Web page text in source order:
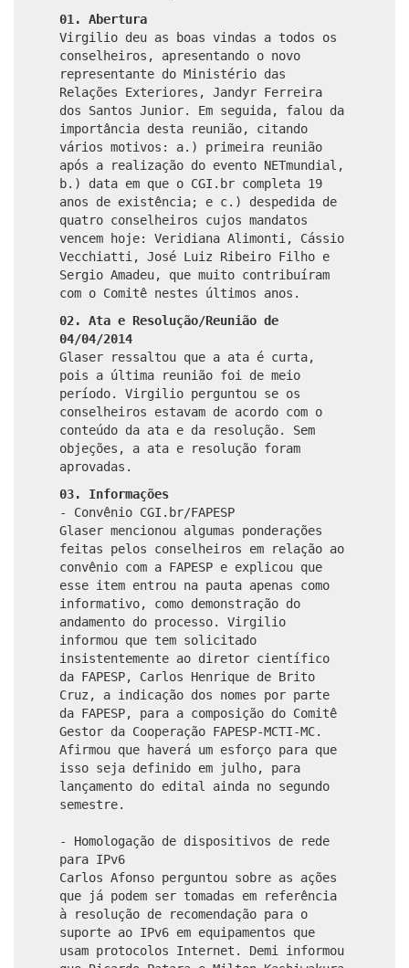
01. Abertura
Virgilio deu as boas vindas a todos os
conselheiros, apresentando o novo
representante do Ministério das
Relações Exteriores, Jandyr Ferreira
dos Santos Junior. Em seguida, falou da
importância desta reunião, citando
vários motivos: a.) primeira reunião
após a realização do evento NETmundial,
b.) data em que o CGI.br completa 19
anos de existência; e c.) despedida de
quatro conselheiros cujos mandatos
vencem hoje: Veridiana Alimonti, Cássio
Vecchiatti, José Luiz Ribeiro Filho e
Sergio Amadeu, que muito contribuíram
com o Comitê nestes últimos anos.
02. Ata e Resolução/Reunião de
04/04/2014
Glaser ressaltou que a ata é curta,
pois a última reunião foi de meio
período. Virgilio perguntou se os
conselheiros estavam de acordo com o
conteúdo da ata e da resolução. Sem
objeções, a ata e resolução foram
aprovadas.
03. Informações
- Convênio CGI.br/FAPESP
Glaser mencionou algumas ponderações
feitas pelos conselheiros em relação ao
convênio com a FAPESP e explicou que
esse item entrou na pauta apenas como
informativo, como demonstração do
andamento do processo. Virgilio
informou que tem solicitado
insistentemente ao diretor científico
da FAPESP, Carlos Henrique de Brito
Cruz, a indicação dos nomes por parte
da FAPESP, para a composição do Comitê
Gestor da Cooperação FAPESP-MCTI-MC.
Afirmou que haverá um esforço para que
isso seja definido em julho, para
lançamento do edital ainda no segundo
semestre.
- Homologação de dispositivos de rede
para IPv6
Carlos Afonso perguntou sobre as ações
que já podem ser tomadas em referência
à resolução de recomendação para o
suporte ao IPv6 em equipamentos que
usam protocolos Internet. Demi informou